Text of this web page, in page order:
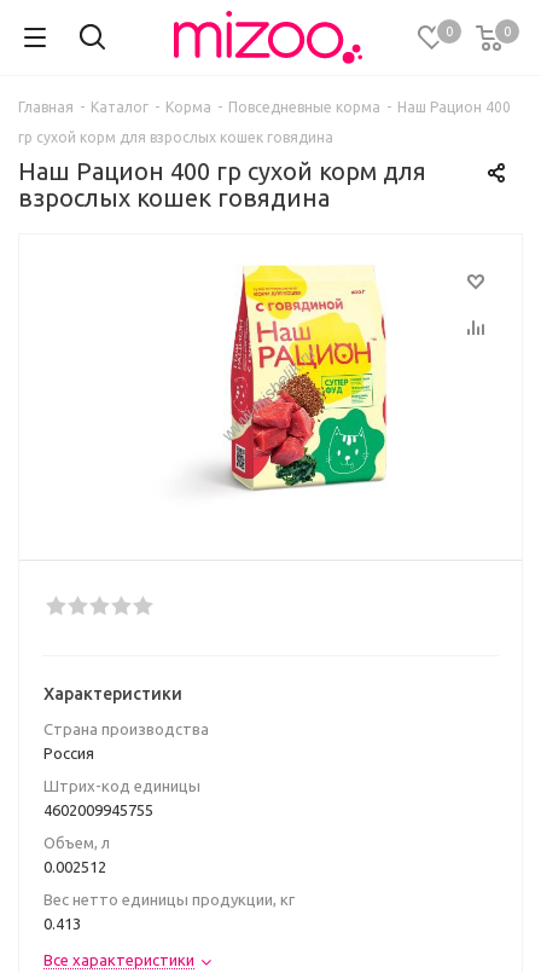
0 0
Главная - Каталог - Корма - Повседневные корма - Наш Рацион 400
гр сухой корм для взрослых кошек говядина
Наш Рацион 400 гр сухой корм для
взрослых кошек говядина
Характеристики
Страна производства
Poccия
Штрих-код единицы
4602009945755
Объем, л
0.002512
Вес нетто единицы продукции, кг
0.413
Все характеристики